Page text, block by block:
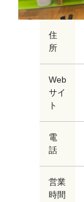
住
所
Web
サイ
ト
電
話
営業
時間